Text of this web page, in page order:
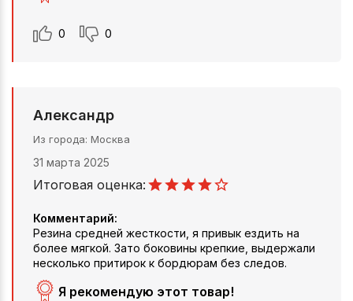
0 0
Александр
Из города Москва
31 марта 2025
Итоговая оценка:
Комментарий:
Резина средней жесткости, я привык ездить на
более мягкой. Зато боковины крепкие, выдержали
несколько притирок к бордюрам без следов.
Я рекомендую этот товар!